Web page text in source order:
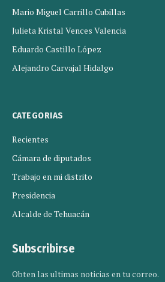
Mario Miguel Carrillo Cubillas
Julieta Kristal Vences Valencia
Eduardo Castillo López
Alejandro Carvajal Hidalgo
CATEGORIAS
Recientes
Cámara de diputados
Trabajo en mi distrito
Presidencia
Alcalde de Tehuacán
Subscribirse
Obten las ultimas noticias en tu correo.